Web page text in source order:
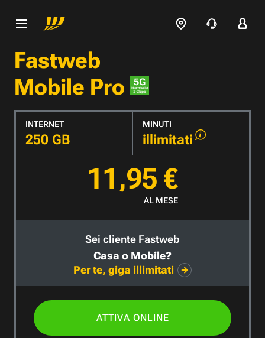
Fastweb
Mobile Pro
INTERNET
250 GB
MINUTI
illimitati
11,95 €
AL MESE
Sei cliente Fastweb
Casa o Mobile?
Per te, giga illimitati
ATTIVA ONLINE